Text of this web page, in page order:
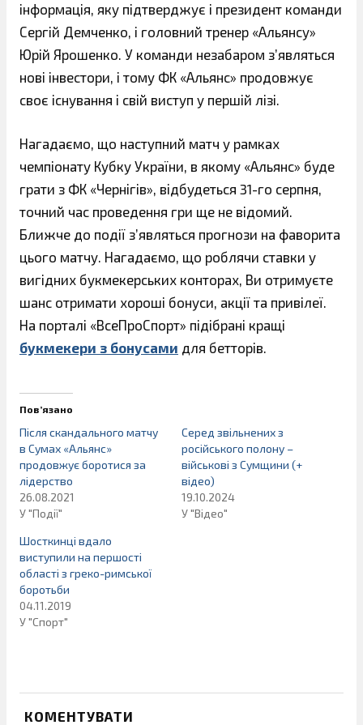
інформація, яку підтверджує і президент команди
Сергій Демченко, і головний тренер «Альянсу»
Юрій Ярошенко. У команди незабаром з’являться
нові інвестори, і тому ФК «Альянс» продовжує
своє існування і свій виступ у першій лізі.
Нагадаємо, що наступний матч у рамках
чемпіонату Кубку України, в якому «Альянс» буде
грати з ФК «Чернігів», відбудеться 31-го серпня,
точний час проведення гри ще не відомий.
Ближче до події з’являться прогнози на фаворита
цього матчу. Нагадаємо, що роблячи ставки у
вигідних букмекерських конторах, Ви отримуєте
шанс отримати хороші бонуси, акції та привілеї.
На порталі «ВсеПроСпорт» підібрані кращі
букмекери з бонусами для бетторів.
Пов’язано
Після скандального матчу
в Сумах «Альянс»
продовжує боротися за
лідерство
26.08.2021
У "Події"
Серед звільнених з
російського полону –
військові з Сумщини (+
відео)
19.10.2024
У "Відео"
Шосткинці вдало
виступили на першості
області з греко-римської
боротьби
04.11.2019
У "Спорт"
КОМЕНТУВАТИ